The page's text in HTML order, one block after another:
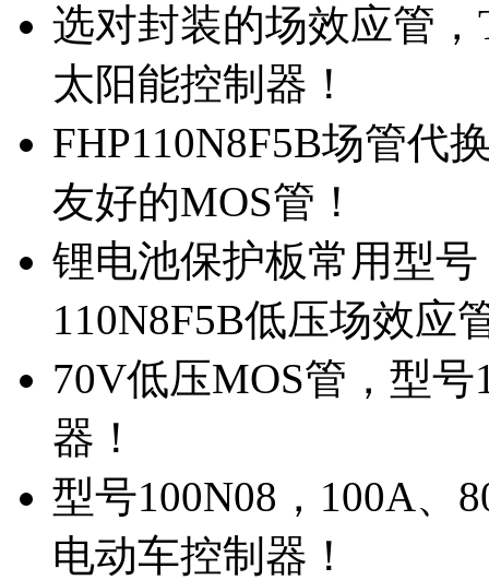
选对封装的场效应管
太阳能控制器！
FHP110N8F5B场管代
友好的MOS管！
锂电池保护板常用型
110N8F5B低压场效应
70V低压MOS管，型
器！
型号100N08，100A、
电动车控制器！